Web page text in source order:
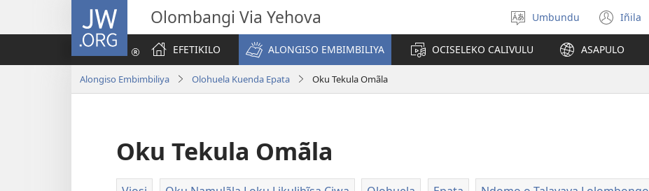
JW.ORG Olombangi Via Yehova
Select
language
Umbundu Iñila
(yikula
EFETIKILO
ALONGISO EMBIMBILIYA OCISELEKO CALIVULU ASAPULO
Alongiso Embimbiliya Olohuela Kuenda Epata Oku Tekula Omãla
Oku Tekula Omãla